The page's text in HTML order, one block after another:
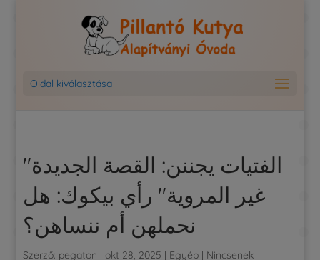
Oldal kiválasztása
"الفتيات يجننن: القصة الجديدة
غير المروية" رأي بيكوك: هل
نحملهن أم ننساهن؟
Szerző: pegaton | okt 28, 2025 | Egyéb | Nincsenek